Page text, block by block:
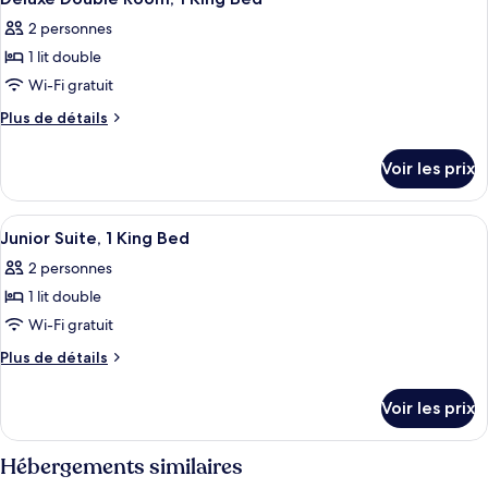
King
Bed
Apartment,
Bed
toutes
les
photos
pour
ce
chambre :
Deluxe
Double
Room,
1
King
Bed
2 personnes
1 lit double
Wi-Fi gratuit
Plus de détails
Plus
le
type
de
Deluxe
Double
King
Bed
Voir les prix
Afficher
toutes
les
photos
pour
ce
chambre :
Junior
Suite,
Une chambre d’hôtel avec un lit,
1
Junior Suite, 1 King Bed
2 personnes
1 lit double
Wi-Fi gratuit
Plus de détails
Plus
le
type
de
Voir les prix
Hébergements similaires